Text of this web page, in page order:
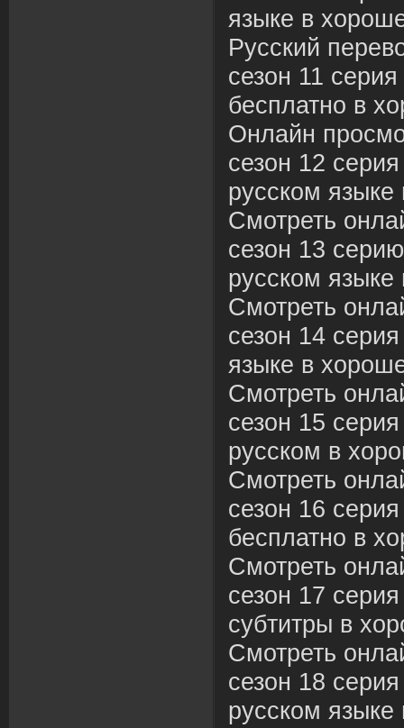
языке в
Русский
сезон 11
бесплатно в
Онлайн
сезон 12
русском
Смотреть
сезон 13
русском
Смотреть
сезон 14
языке в
Смотреть
сезон 15
русском в
Смотреть
сезон 16
бесплатно в
Смотреть
сезон 17
субтитры в
Смотреть
сезон 18
русском языке